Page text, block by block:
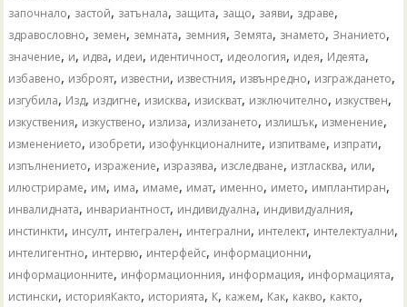
започнало, застой, затънала, защита, защо, заяви, здраве,
здравословно, земен, земната, земния, Земята, знамето, Знанието,
значение, и, идва, идеи, идентичност, идеология, идея, Идеята,
избавено, изброят, известни, известния, извънредно, изграждането,
изгубила, Изд, издигне, изисква, изискват, изключително, изкуствен,
изкуствения, изкуствено, излиза, излизането, излишък, изменение,
изменението, изобрети, изофункционалните, изпитваме, изпрати,
изпълнението, изражение, изразява, изследване, изтласква, или,
илюстрираме, им, има, имаме, имат, именно, името, имплантиран,
инвалидната, инвариантност, индивидуална, индивидуалния,
инстинкти, инсулт, интегрален, интегрални, интелект, интелектуални,
интелигентно, интервю, интерфейс, информационни,
информационните, информационния, информация, информацията,
истински, историяКакто, историята, К, кажем, Как, какво, както,